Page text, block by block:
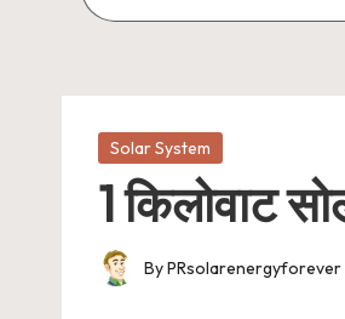
Posted
Solar System
1 किलोवाट
Posted
ByPRsolarenergyforever